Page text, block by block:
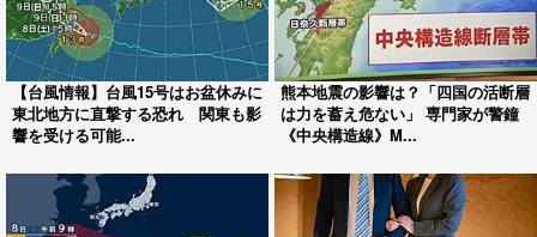
【台風情報】台風15号はお盆休みに
東北地方に直撃する恐れ 関東も影
響を受ける可能...
熊本地震の影響は？「四国の活断層
は力を蓄え危ない」 専門家が警鐘
《中央構造線》M...